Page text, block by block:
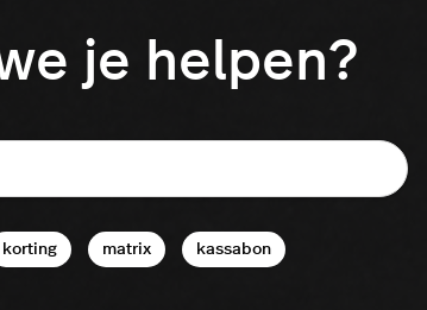
je helpen?
korting matrix kassabon